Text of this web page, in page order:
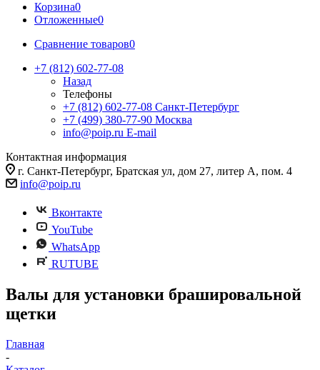
Корзина0
Отложенные0
Сравнение товаров0
+7 (812) 602-77-08
Назад
Телефоны
+7 (812) 602-77-08 Санкт-Петербург
+7 (499) 380-77-90 Москва
info@poip.ru E-mail
Контактная информация
г. Санкт-Петербург, Братская ул, дом 27, литер А, пом. 4
info@poip.ru
Вконтакте
YouTube
WhatsApp
RUTUBE
Валы для установки брашировальной
щетки
Главная
-